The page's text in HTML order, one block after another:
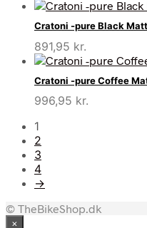
Cratoni -pure Black
891,95 kr.
Cratoni -pure Coffee
996,95 kr.
1
2
3
4
→
© TheBikeShop.dk
×